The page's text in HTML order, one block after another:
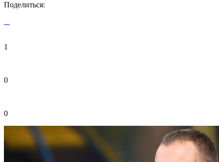
Поделиться:
1
0
0